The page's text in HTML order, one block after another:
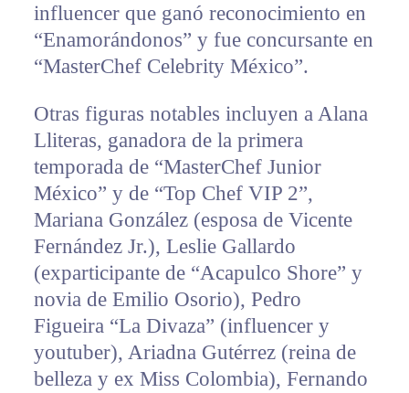
influencer que ganó reconocimiento en
“Enamorándonos” y fue concursante en
“MasterChef Celebrity México”.
Otras figuras notables incluyen a Alana
Lliteras, ganadora de la primera
temporada de “MasterChef Junior
México” y de “Top Chef VIP 2”,
Mariana González (esposa de Vicente
Fernández Jr.), Leslie Gallardo
(exparticipante de “Acapulco Shore” y
novia de Emilio Osorio), Pedro
Figueira “La Divaza” (influencer y
youtuber), Ariadna Gutérrez (reina de
belleza y ex Miss Colombia), Fernando